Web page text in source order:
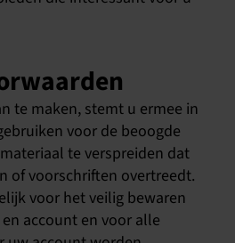
te maken, stemt u ermee in
voor de beoogde
te verspreiden dat
of voorschriften overtreedt.
voor het veilig bewaren
account en voor alle